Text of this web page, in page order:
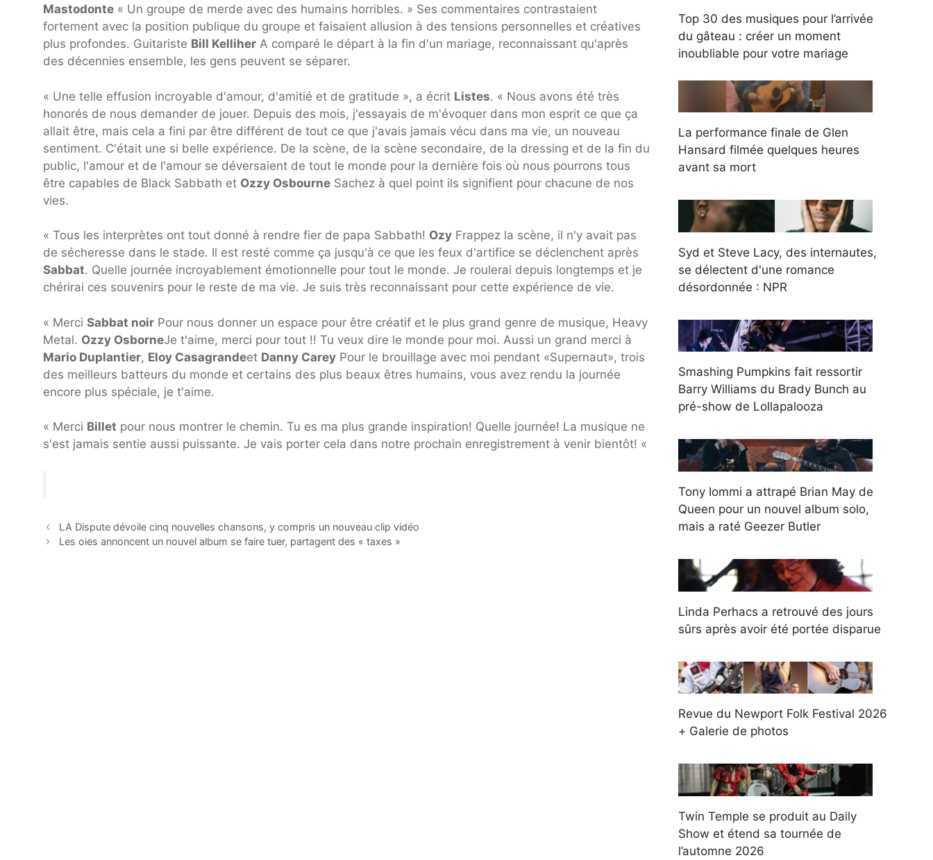
Mastodonte « Un groupe de merde avec des humains horribles. » Ses commentaires contrastaient
fortement avec la position publique du groupe et faisaient allusion à des tensions personnelles et créatives
plus profondes. Guitariste Bill Kelliher A comparé le départ à la fin d'un mariage, reconnaissant qu'après
des décennies ensemble, les gens peuvent se séparer.
« Une telle effusion incroyable d'amour, d'amitié et de gratitude », a écrit Listes. « Nous avons été très
honorés de nous demander de jouer. Depuis des mois, j'essayais de m'évoquer dans mon esprit ce que ça
allait être, mais cela a fini par être différent de tout ce que j'avais jamais vécu dans ma vie, un nouveau
sentiment. C'était une si belle expérience. De la scène, de la scène secondaire, de la dressing et de la fin du
public, l'amour et de l'amour se déversaient de tout le monde pour la dernière fois où nous pourrons tous
être capables de Black Sabbath et Ozzy Osbourne Sachez à quel point ils signifient pour chacune de nos
vies.
« Tous les interprètes ont tout donné à rendre fier de papa Sabbath! Ozy Frappez la scène, il n'y avait pas
de sécheresse dans le stade. Il est resté comme ça jusqu'à ce que les feux d'artifice se déclenchent après
Sabbat. Quelle journée incroyablement émotionnelle pour tout le monde. Je roulerai depuis longtemps et je
chérirai ces souvenirs pour le reste de ma vie. Je suis très reconnaissant pour cette expérience de vie.
« Merci Sabbat noir Pour nous donner un espace pour être créatif et le plus grand genre de musique, Heavy
Metal. Ozzy OsborneJe t'aime, merci pour tout !! Tu veux dire le monde pour moi. Aussi un grand merci à
Mario Duplantier, Eloy Casagrandeet Danny Carey Pour le brouillage avec moi pendant «Supernaut», trois
des meilleurs batteurs du monde et certains des plus beaux êtres humains, vous avez rendu la journée
encore plus spéciale, je t'aime.
« Merci Billet pour nous montrer le chemin. Tu es ma plus grande inspiration! Quelle journée! La musique ne
s'est jamais sentie aussi puissante. Je vais porter cela dans notre prochain enregistrement à venir bientôt! «
LA Dispute dévoile cinq nouvelles chansons, y compris un nouveau clip vidéo
Les oies annoncent un nouvel album se faire tuer, partagent des « taxes »
Top 30 des musiques pour l’arrivée
du gâteau : créer un moment
inoubliable pour votre mariage
La performance finale de Glen
Hansard filmée quelques heures
avant sa mort
Syd et Steve Lacy, des internautes,
se délectent d'une romance
désordonnée : NPR
Smashing Pumpkins fait ressortir
Barry Williams du Brady Bunch au
pré-show de Lollapalooza
Tony Iommi a attrapé Brian May de
Queen pour un nouvel album solo,
mais a raté Geezer Butler
Linda Perhacs a retrouvé des jours
sûrs après avoir été portée disparue
Revue du Newport Folk Festival 2026
+ Galerie de photos
Twin Temple se produit au Daily
Show et étend sa tournée de
l’automne 2026